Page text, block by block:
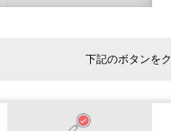
下記のボタンを